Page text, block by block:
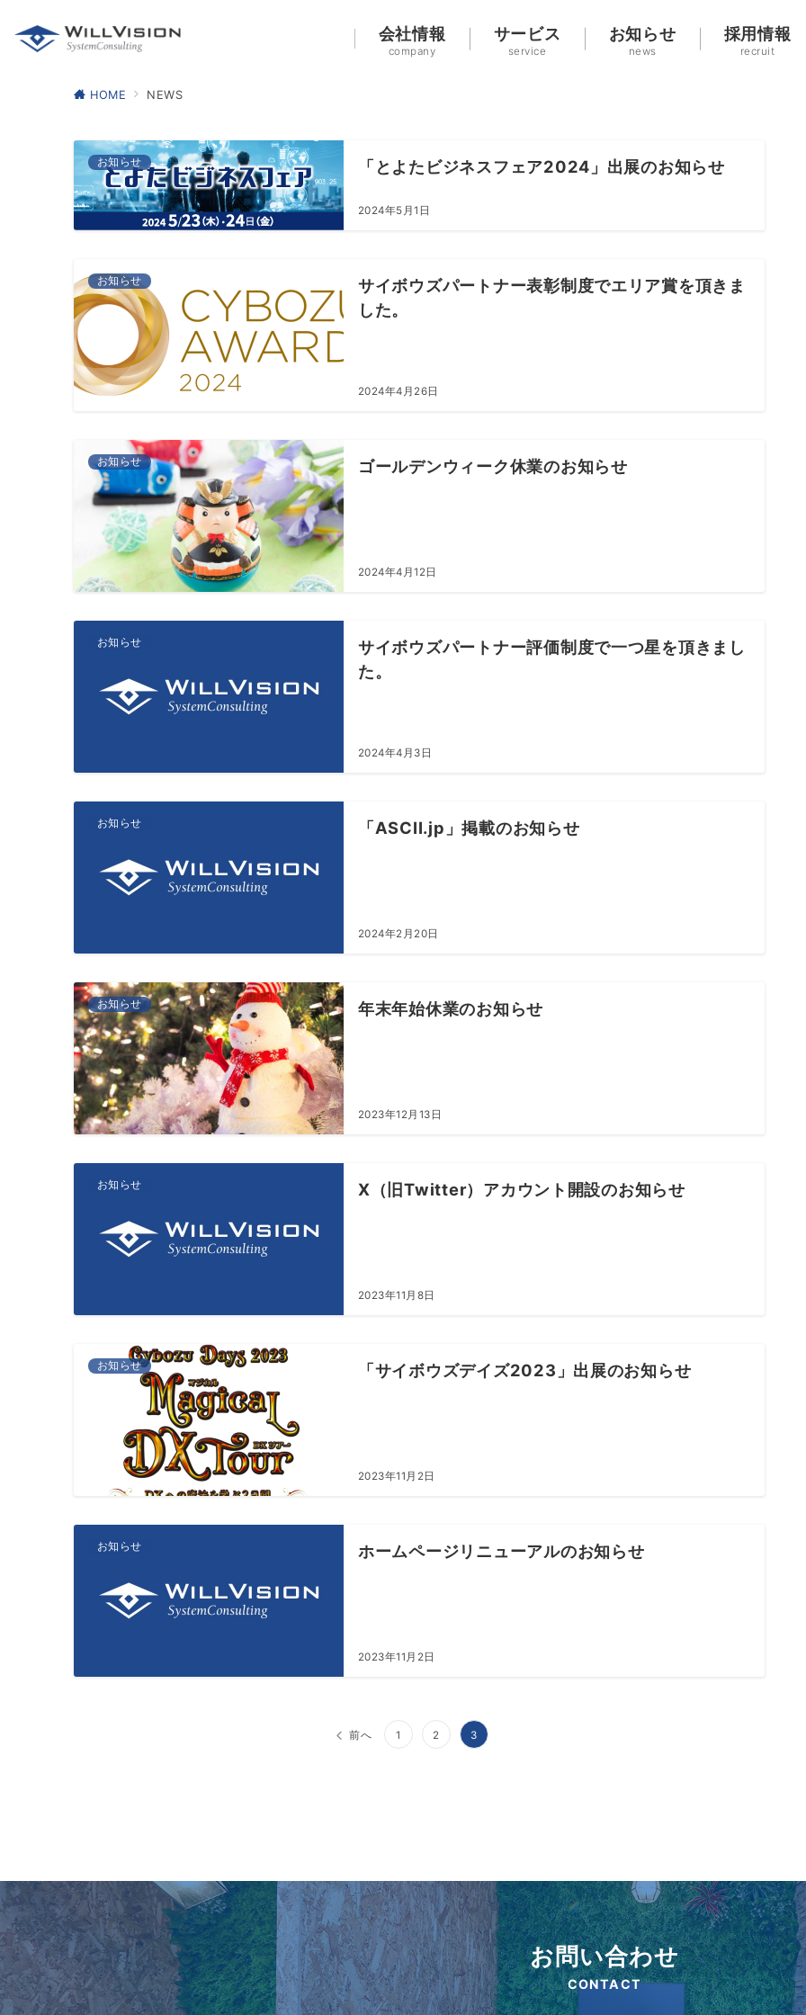
会社情報
company
サービス
service
お知らせ
news
採用情報
recruit
HOME NEWS
お知らせ 「とよたビジネスフェア2024」出展のお知らせ
2024年5月1日
お知らせ
サイボウズパートナー表彰制度でエリア賞を頂きま
した。
2024年4月26日
お知らせ ゴールデンウィーク休業のお知らせ
2024年4月12日
お知らせ
サイボウズパートナー評価制度で一つ星を頂きまし
た。
2024年4月3日
お知らせ 「ASCII.jp」掲載のお知らせ
2024年2月20日
お知らせ 年末年始休業のお知らせ
2023年12月13日
お知らせ X（旧Twitter）アカウント開設のお知らせ
2023年11月8日
お知らせ 「サイボウズデイズ2023」出展のお知らせ
2023年11月2日
お知らせ ホームページリニューアルのお知らせ
2023年11月2日
ー
シ
ョ
ン
前へ 1 2 3
お問い合わせ
CONTACT